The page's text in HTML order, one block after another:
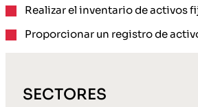
Realizar el inventario de activos
Proporcionar un registro de
SECTORES